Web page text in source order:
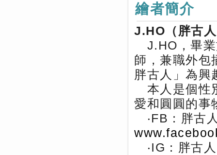
繪者簡介
J.HO（胖古
J.HO，畢業
師，兼職外包
胖古人」為興
本人是個性
愛和圓圓的事
‧FB：胖古
‧IG：胖古